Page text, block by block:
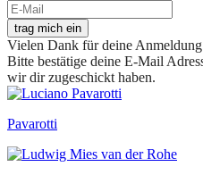
trag mich ein
Vielen Dank für deine
Bitte bestätige deine E-Mail
wir dir zugeschickt haben.
Pavarotti